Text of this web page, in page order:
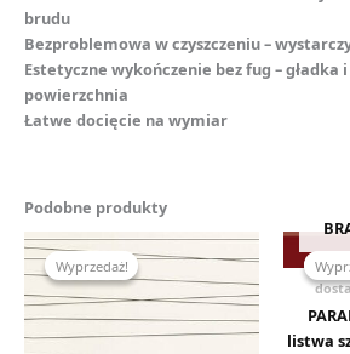
brudu
Bezproblemowa w czyszczeniu –
Estetyczne wykończenie bez fug – gładka
powierzchnia
Łatwe docięcie na wymiar
Podobne produkty
Wyprzedaż!
Wyprzedaż!
Pierwotna
cena
139,90 zł.
Aktualna
cena
100,00 zł.
listwa